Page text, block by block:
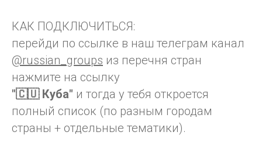
КАК ПОДКЛЮЧИТЬСЯ:
перейди по ссылке в наш телеграм канал
@russian_groups из перечня стран
нажмите на ссылку
"🇨🇺 Куба" и тогда у тебя откроется
полный список (по разным городам
страны + отдельные тематики).